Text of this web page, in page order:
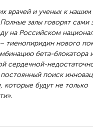
врачей и ученых к нашим
залы говорят сами
на Российском
– тиенопиридин нового
бета-блокатора
сердечной-
поиск
которые будут не только